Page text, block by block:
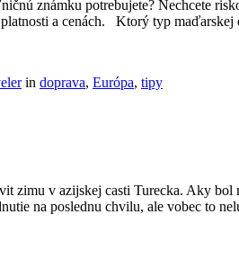
známku potrebujete? Nechcete
a cenách. Ktorý typ
in doprava, Európa, tipy
zimu v azijskej casti Turecka. Aky
na poslednu chvilu, ale vobec to